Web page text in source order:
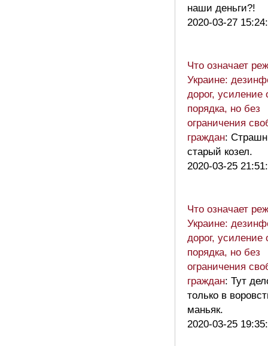
наши деньги?!
2020-03-27
Что означает
Украине:
дорог, усиление
порядка, но без
ограничения
граждан:
старый козел.
2020-03-25
Что означает
Украине:
дорог, усиление
порядка, но без
ограничения
граждан: Тут
только в
маньяк.
2020-03-25